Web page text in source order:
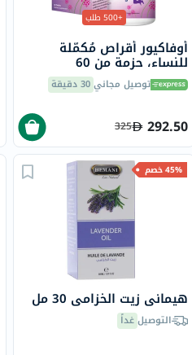
+500 طلب
أوفاكيور أقراص مُكمّلة
للنساء، حزمة من 60
توصيل مجاني30 دقيقة
292.50
325
45% خصم
هيماني زيت الخزامى 30 مل
التوصيلغداً